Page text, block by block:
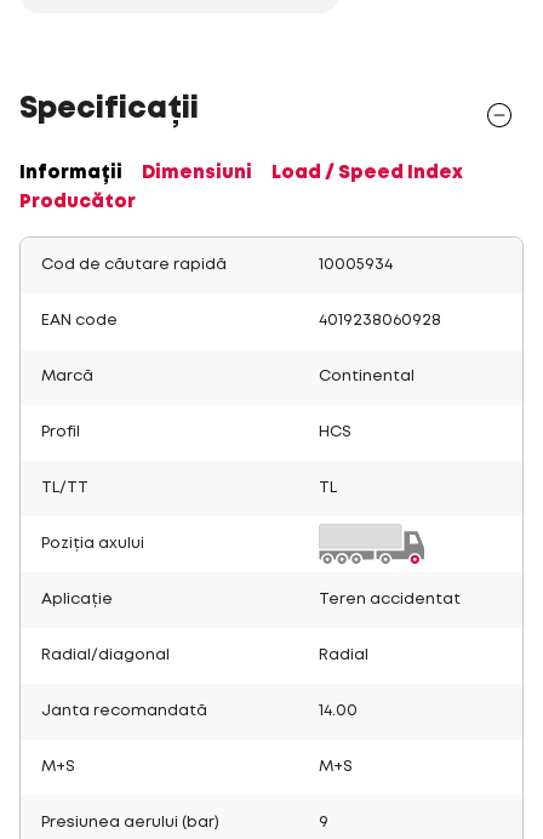
Specificații
Informații Dimensiuni
Load / Speed Index
Producător
Cod de căutare rapidă 10005934
EAN code 4019238060928
Marcă Continental
Profil HCS
TL/TT
Poziția axului
Aplicație Teren accidentat
Radial/diagonal Radial
Janta recomandată 14.00
M+S M+S
Presiunea aerului (bar) 9